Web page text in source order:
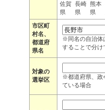
佐賀
県
長崎
県
熊本
県
市区町
村名、
都道府
県名
※同名の自治体
することで分け
対象の
選挙区
※都道府県、政
ている場合